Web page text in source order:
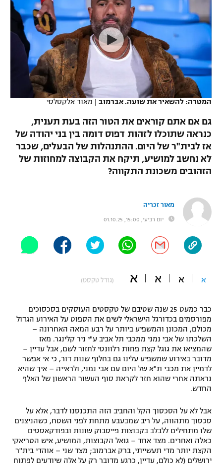
VOD
רץ ברשת
תוצאות
לוח שידורים
ברחבה
"מעל הליגה" – פודקאסט
"מחצית בשכונה" – פודקאסט
תקנון עבור פעילות אלקטרה
תקנון עבור פעילות ספורט 1 – "מרלן"
גיימינג E-Sports
תנאי שימוש
תקנון פעילות ספורט 1
רשיון להקרנה פומבית לבית עסק
נבחרת ישראל
מכבי חיפה
בית"ר ירושלים
מכבי תל אביב
הפועל חיפה
הפועל באר שבע
בני יהודה
ליגה ספרדית
ליגה איטלקית
ליגה צרפתית
ליגה הולנדית
ליגה טורקית
ליגה סינית
מכבי תל אביב
הפועל חולון
הפועל ירושלים
דני אבדיה
יורוליג
יורוקאפ
טניס
כדוריד
כדורעף
שחייה
ג'ודו
אגרוף
ספורט אולימפי
היאבקות WWE
אופניים
פוטבול אמריקאי NFL
בייסבול MLB
ספורט אתגרי ואקסטרים
אומנויות לחימה
גיימינג E-Sports
המטרה: להשאיר את שועה. אברמוב | מאור אלקסלסי
גם אם אתם קוראים את הטור הזה בעת תענית,
כנראה שתוכלו לזהות דפוס דומה בין בני יהודה של
אז לבית"ר של היום. ההתנהלות של הבעלים, שכבר
לא נחשב למושיע, תיקח את הקבוצה למחוזות של
הזהובים משכונת התקווה?
מאור זכריה
יום רביעי, 15:00, 01.10.25
א א א א (גודל טקסט)
כבר כמעט 25 שנה שטיבם של טקסטים העוסקים בסכסוכים
מפורסמים בכדורגל הישראלי לשים את הספוט על האירוע הגדול
מכולם, המכונן והמשפיע ביותר על רבע המאה האחרונה –
השלכתו של אבי נמני ממכבי תל אביב ע"י ניר קלינגר. מאז
שהמציאו את גוגל קצת פחות רלוונטי לחזור לשם, אבל עדיין –
מדובר באירוע שמשפיע עלינו גם בחלוף שנות דור, כי אי אפשר
לדמיין את מכבי ת"א של היום עם אבי נמני, ולראייה – איך שהיא
נראתה אחרי שהוא חזר לקראת סוף העשור הראשון של האלף
החדש.
אבל לא על הסכסוך הקל והחביב הזה התכנסנו לדבר, אלא על
סכסוך מתהווה, על ריב שמבעבע מתחת לפני השטח, כשהניצנים
שלו מתחילים ללבלב בקבוצות פייסבוק שונות ובפודקאסטים
כאלה ואחרים. מצד אחד – גואל הקבוצות, המושיע, איש הטריאקי
הקצת יותר מדי תעשייתי, ברק אברמוב; מצד שני – אוהדי בית"ר
ירושלים (לא כולם, עדיין, כרגע מדובר רק על אלה שיודעים לפתוח